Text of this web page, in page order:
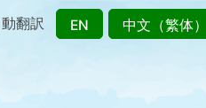
翻訳 EN 中文（繁体）